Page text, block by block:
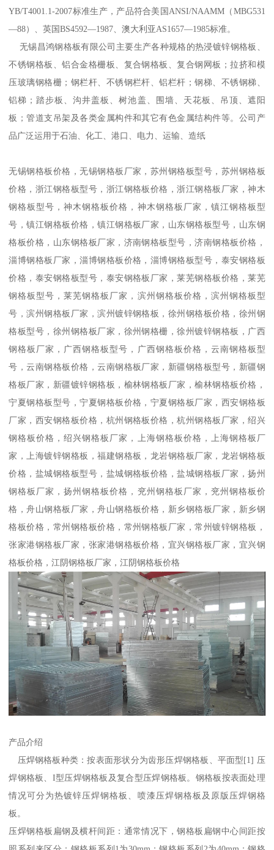
YB/T4001.1-2007标准生产，产品符合美国ANSI/NAAMM（MBG531
—88）、英国BS4592—1987、澳大利亚AS1657—1985标准。
无锡昌鸿钢格板有限公司主要生产各种规格的热浸镀锌钢格板、
不锈钢格板、铝合金格栅板、复合钢格板、复合钢网板；拉挤和模
压玻璃钢格栅；钢栏杆、不锈钢栏杆、铝栏杆；钢梯、不锈钢梯、
铝梯；踏步板、沟井盖板、树池盖、围墙、天花板、吊顶、遮阳
板；管道支吊架及各类金属构件和其它有色金属结构件等。公司产
品广泛运用于石油、化工、港口、电力、运输、造纸
无锡钢格板价格，无锡钢格板厂家，苏州钢格板型号，苏州钢格板
价格，浙江钢格板型号，浙江钢格板价格，浙江钢格板厂家，神木
钢格板型号，神木钢格板价格，神木钢格板厂家，镇江钢格板型
号，镇江钢格板价格，镇江钢格板厂家，山东钢格板型号，山东钢
格板价格，山东钢格板厂家，济南钢格板型号，济南钢格板价格，
淄博钢格板厂家，淄博钢格板价格，淄博钢格板型号，泰安钢格板
价格，泰安钢格板型号，泰安钢格板厂家，莱芜钢格板价格，莱芜
钢格板型号，莱芜钢格板厂家，滨州钢格板价格，滨州钢格板型
号，滨州钢格板厂家，滨州镀锌钢格板，徐州钢格板价格，徐州钢
格板型号，徐州钢格板厂家，徐州钢格栅，徐州镀锌钢格板，广西
钢格板厂家，广西钢格板型号，广西钢格板价格，云南钢格板型
号，云南钢格板价格，云南钢格板厂家，新疆钢格板型号，新疆钢
格板厂家，新疆镀锌钢格板，榆林钢格板厂家，榆林钢格板价格，
宁夏钢格板型号，宁夏钢格板价格，宁夏钢格板厂家，西安钢格板
厂家，西安钢格板价格，杭州钢格板价格，杭州钢格板厂家，绍兴
钢格板价格，绍兴钢格板厂家，上海钢格板价格，上海钢格板厂
家，上海镀锌钢格板，福建钢格板，龙岩钢格板厂家，龙岩钢格板
价格，盐城钢格板型号，盐城钢格板价格，盐城钢格板厂家，扬州
钢格板厂家，扬州钢格板价格，兖州钢格板厂家，兖州钢格板价
格，舟山钢格板厂家，舟山钢格板价格，新乡钢格板厂家，新乡钢
格板价格，常州钢格板价格，常州钢格板厂家，常州镀锌钢格板，
张家港钢格板厂家，张家港钢格板价格，宜兴钢格板厂家，宜兴钢
格板价格，江阴钢格板厂家，江阴钢格板价格
产品介绍
压焊钢格板种类：按表面形状分为齿形压焊钢格板、平面型[1] 压
焊钢格板、I型压焊钢格板及复合型压焊钢格板。钢格板按表面处理
情况可分为热镀锌压焊钢格板、喷漆压焊钢格板及原版压焊钢格
板。
压焊钢格板扁钢及横杆间距：通常情况下，钢格板扁钢中心间距按